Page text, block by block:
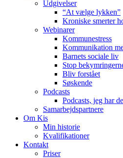
Udgivelser
“At vælge lykken”
Kroniske smerter
Webinarer
Kommunestress
Kommunikation
Barnets sociale liv
Stop
Bliv forstået
Søskende
Podcasts
Podcasts, jeg har
Samarbejdspartnere
Om Kis
Min historie
Kvalifikationer
Kontakt
Priser